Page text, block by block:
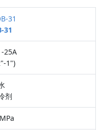
31
25A
1")
剂